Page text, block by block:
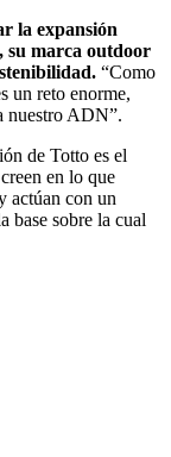
la expansión
su marca outdoor
“Como
un reto enorme,
nuestro ADN”.
de Totto es el
en lo que
actúan con un
base sobre la cual